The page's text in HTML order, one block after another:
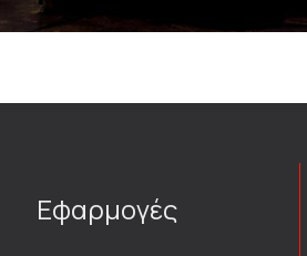
Εφαρμογές